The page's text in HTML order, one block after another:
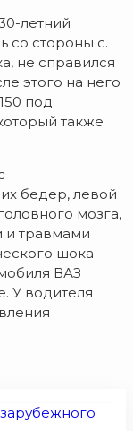
летний
со стороны с.
не справился
этого на него
под
также
бедер, левой
мозга,
травмами
шока
ВАЗ
У водителя